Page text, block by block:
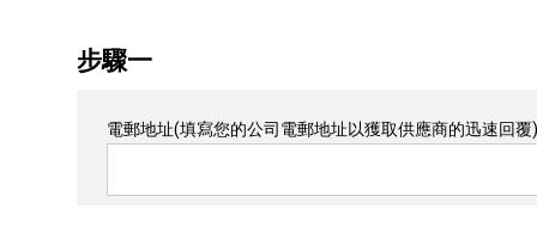
步驟一
電郵地址(填寫您的公司電郵地址以獲取供應商的迅速回覆)